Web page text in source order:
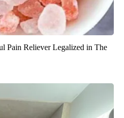
Pain Reliever Legalized in The